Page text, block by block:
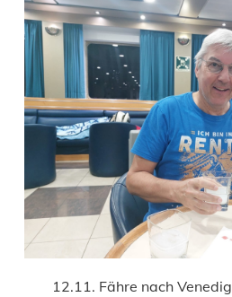
12.11. Fähre nach Venedig